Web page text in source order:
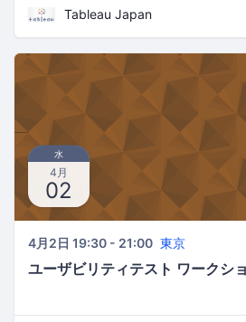
Tableau Japan
水
4月
02
4月2日 19:30 - 21:00 東京
ユーザビリティテスト ワークシ